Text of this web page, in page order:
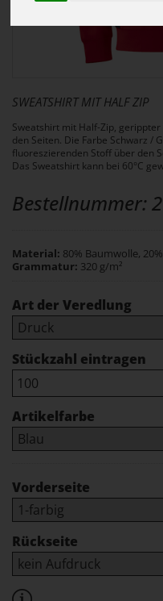
SWEATSHIRT MIT HALF ZIP
Sweatshirt mit Half-Zip,
den Seiten. Die Farbe Schwarz /
fluoreszierenden Stoff über den
Das Sweatshirt kann bei 60°C
Bestellnummer:
Material: 80% Baumwolle,
Grammatur: 320 g/m²
Art der Veredlung
Stückzahl eintragen
Artikelfarbe
Vorderseite
Rückseite